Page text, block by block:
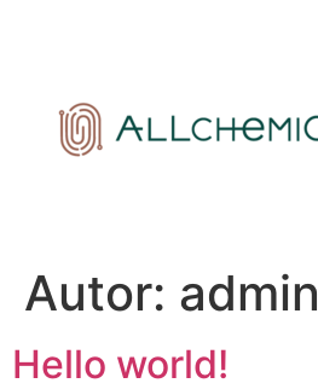
Autor: admin
Hello world!